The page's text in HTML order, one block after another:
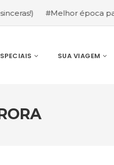
#Melhor época para viajar
SUA VIAGEM